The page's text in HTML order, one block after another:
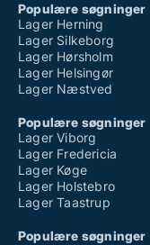
Populære søgninger
Lager Herning
Lager Silkeborg
Lager Hørsholm
Lager Helsingør
Lager Næstved
Populære søgninger
Lager Viborg
Lager Fredericia
Lager Køge
Lager Holstebro
Lager Taastrup
Populære søgninger